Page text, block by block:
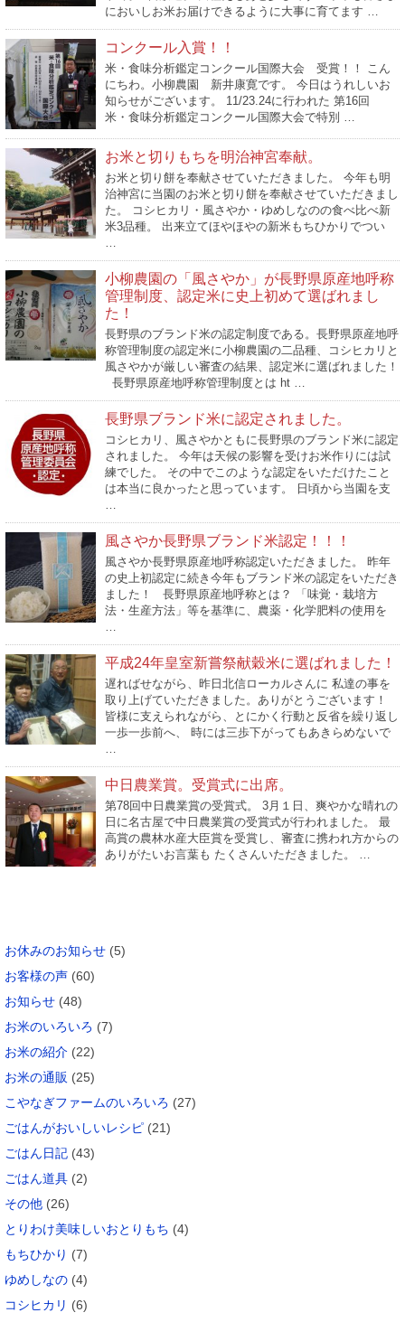
においしお米お届けできるように大事に育てます …
コンクール入賞！！
米・食味分析鑑定コンクール国際大会 受賞！！ こん
にちわ。小柳農園 新井康寛です。 今日はうれしいお
知らせがございます。 11/23.24に行われた 第16回
米・食味分析鑑定コンクール国際大会で特別 …
お米と切りもちを明治神宮奉献。
お米と切り餅を奉献させていただきました。 今年も明
治神宮に当園のお米と切り餅を奉献させていただきまし
た。 コシヒカリ・風さやか・ゆめしなのの食べ比べ新
米3品種。 出来立てほやほやの新米もちひかりでつい
…
小柳農園の「風さやか」が長野県原産地呼称
管理制度、認定米に史上初めて選ばれまし
た！
長野県のブランド米の認定制度である。長野県原産地呼
称管理制度の認定米に小柳農園の二品種、コシヒカリと
風さやかが厳しい審査の結果、認定米に選ばれました！
長野県原産地呼称管理制度とは ht …
長野県ブランド米に認定されました。
コシヒカリ、風さやかともに長野県のブランド米に認定
されました。 今年は天候の影響を受けお米作りには試
練でした。 その中でこのような認定をいただけたこと
は本当に良かったと思っています。 日頃から当園を支
…
風さやか長野県ブランド米認定！！！
風さやか長野県原産地呼称認定いただきました。 昨年
の史上初認定に続き今年もブランド米の認定をいただき
ました！ 長野県原産地呼称とは？ 「味覚・栽培方
法・生産方法」等を基準に、農薬・化学肥料の使用を
…
平成24年皇室新嘗祭献穀米に選ばれました！
遅ればせながら、昨日北信ローカルさんに 私達の事を
取り上げていただきました。ありがとうございます！
皆様に支えられながら、とにかく行動と反省を繰り返し
一歩一歩前へ、 時には三歩下がってもあきらめないで
…
中日農業賞。受賞式に出席。
第78回中日農業賞の受賞式。 3月１日、爽やかな晴れの
日に名古屋で中日農業賞の受賞式が行われました。 最
高賞の農林水産大臣賞を受賞し、審査に携われ方からの
ありがたいお言葉も たくさんいただきました。 …
お休みのお知らせ (5)
お客様の声 (60)
お知らせ (48)
お米のいろいろ (7)
お米の紹介 (22)
お米の通販 (25)
こやなぎファームのいろいろ (27)
ごはんがおいしいレシピ (21)
ごはん日記 (43)
ごはん道具 (2)
その他 (26)
とりわけ美味しいおとりもち (4)
もちひかり (7)
ゆめしなの (4)
コシヒカリ (6)